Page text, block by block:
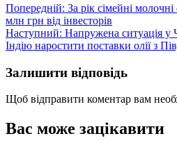
Навігація
записів
Попередній: За рік сімейні
млн грн від інвесторів
Наступний: Напружена ситуація у
Індію наростити поставки олії з
Залишити відповідь
Щоб відправити коментар вам
Вас може зацікавити